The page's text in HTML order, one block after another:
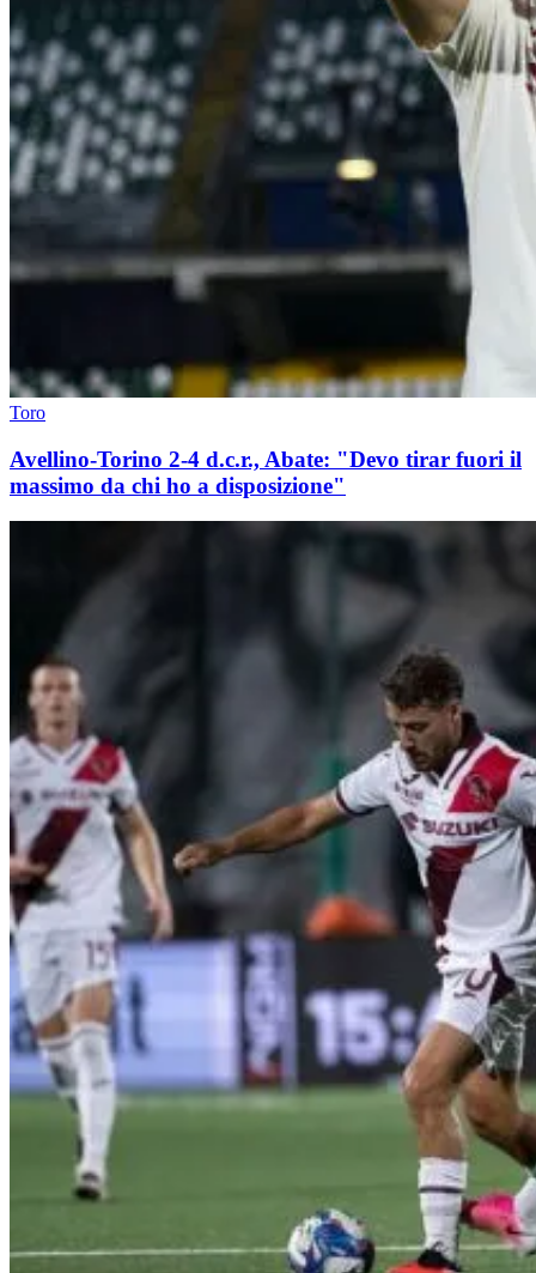
Toro
Avellino-Torino 2-4 d.c.r., Abate: "Devo tirar fuori il
massimo da chi ho a disposizione"